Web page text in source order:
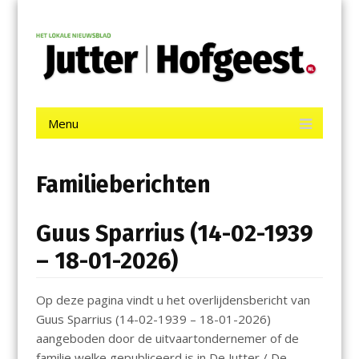
contentJutter | Hofgeest
Menu
Familieberichten
Guus Sparrius (14-02-1939
– 18-01-2026)
Op deze pagina vindt u het overlijdensbericht van
Guus Sparrius (14-02-1939 – 18-01-2026)
aangeboden door de uitvaartondernemer of de